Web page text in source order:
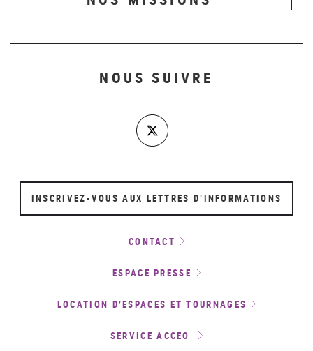
NOUS SUIVRE
INSCRIVEZ-VOUS AUX LETTRES D’INFORMATIONS
CONTACT
ESPACE PRESSE
LOCATION D’ESPACES ET TOURNAGES
SERVICE ACCEO